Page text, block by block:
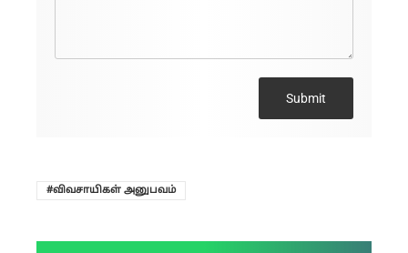
Submit
விவசாயிகள் அனுபவம்